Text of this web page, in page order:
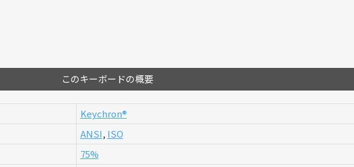
このキーボードの概要
Keychron®︎
ANSI, ISO
75%